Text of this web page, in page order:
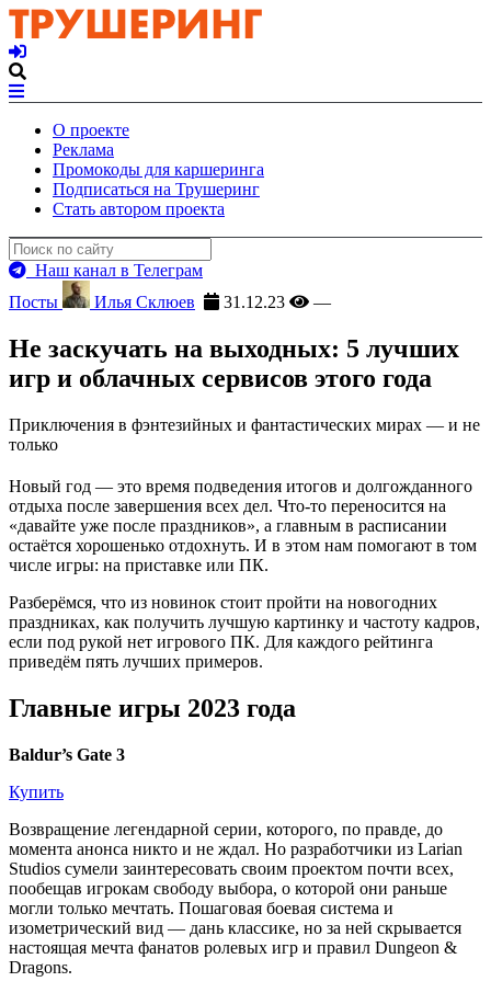
О проекте
Реклама
Промокоды для каршеринга
Подписаться на Трушеринг
Стать автором проекта
Наш канал в Телеграм
Посты
Илья Склюев 31.12.23 —
Не заскучать на выходных: 5 лучших
игр и облачных сервисов этого года
Приключения в фэнтезийных и фантастических мирах — и не
только
Новый год — это время подведения итогов и долгожданного
отдыха после завершения всех дел. Что-то переносится на
«давайте уже после праздников», а главным в расписании
остаётся хорошенько отдохнуть. И в этом нам помогают в том
числе игры: на приставке или ПК.
Разберёмся, что из новинок стоит пройти на новогодних
праздниках, как получить лучшую картинку и частоту кадров,
если под рукой нет игрового ПК. Для каждого рейтинга
приведём пять лучших примеров.
Главные игры 2023 года
Baldur’s Gate 3
Купить
Возвращение легендарной серии, которого, по правде, до
момента анонса никто и не ждал. Но разработчики из Larian
Studios сумели заинтересовать своим проектом почти всех,
пообещав игрокам свободу выбора, о которой они раньше
могли только мечтать. Пошаговая боевая система и
изометрический вид — дань классике, но за ней скрывается
настоящая мечта фанатов ролевых игр и правил Dungeon &
Dragons.